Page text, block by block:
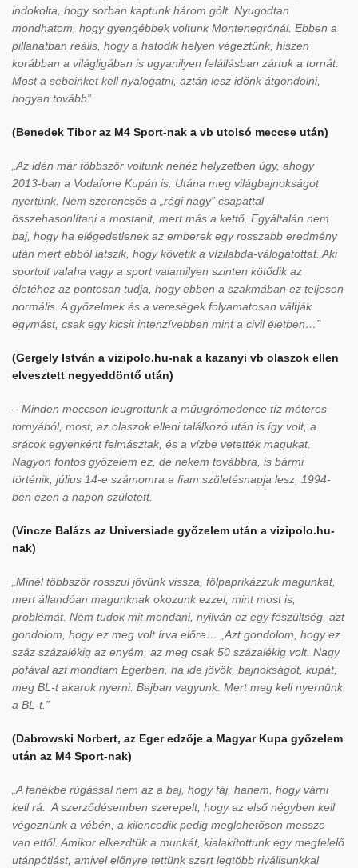
indokolta, hogy sorban kaptunk három gólt. Nyugodtan
mondhatom, hogy gyengébbek voltunk Montenegrónál. Ebben a
pillanatban reális, hogy a hatodik helyen végeztünk, hiszen
korábban a világligában is ugyanilyen felállásban zártuk a tornát.
Most a sebeinket kell nyalogatni, aztán lesz időnk átgondolni,
hogyan tovább”
(Benedek Tibor az M4 Sport-nak a vb utolsó meccse után)
„Az idén már többször voltunk nehéz helyzetben úgy, ahogy
2013-ban a Vodafone Kupán is. Utána meg világbajnokságot
nyertünk. Nem szerencsés a „régi nagy” csapattal
összehasonlítani a mostanit, mert más a kettő. Egyáltalán nem
baj, hogy ha elégedetlenek az emberek egy rosszabb eredmény
után mert ebből látszik, hogy követik a vízilabda-válogatottat. Aki
sportolt valaha vagy a sport valamilyen szinten kötődik az
életéhez az pontosan tudja, hogy ebben a szakmában ez teljesen
normális. A győzelmek és a vereségek folyamatosan váltják
egymást, csak egy kicsit intenzívebben mint a civil életben…”
(Gergely István a vizipolo.hu-nak a kazanyi vb olaszok ellen
elvesztett negyeddöntő után)
– Minden meccsen leugrottunk a műugrómedence tíz méteres
tornyából, most, az olaszok elleni találkozó után is így volt, a
srácok egyenként felmásztak, és a vízbe vetették magukat.
Nagyon fontos győzelem ez, de nekem továbbra, is bármi
történik, július 14-e számomra a fiam születésnapja lesz, 1994-
ben ezen a napon született.
(Vincze Balázs az Universiade győzelem után a vizipolo.hu-
nak)
„Minél többször rosszul jövünk vissza, fölpaprikázzuk magunkat,
mert állandóan magunknak okozunk ezzel, mint most is,
problémát. Nem tudok mit mondani, nyilván ez egy feszültség, azt
gondolom, hogy ez meg volt írva előre… „Azt gondolom, hogy ez
száz százalékig az enyém, az meg csak 50 százalékig volt. Nagy
pofával azt mondtam Egerben, ha ide jövök, bajnokságot, kupát,
meg BL-t akarok nyerni. Bajban vagyunk. Mert meg kell nyernünk
a BL-t.”
(Dabrowski Norbert, az Eger edzője a Magyar Kupa győzelem
után az M4 Sport-nak)
„A fenékbe rúgással nem az a baj, hogy fáj, hanem, hogy várni
kell rá. A szerződésemben szerepelt, hogy az első négyben kell
végeznünk a vébén, a kilencedik pedig meglehetősen messze
van ettől. Amikor elkezdtük a munkát, kialakítottunk egy megfelelő
utánpótlást, amivel előnyre tettünk szert legtöbb riválisunkkal